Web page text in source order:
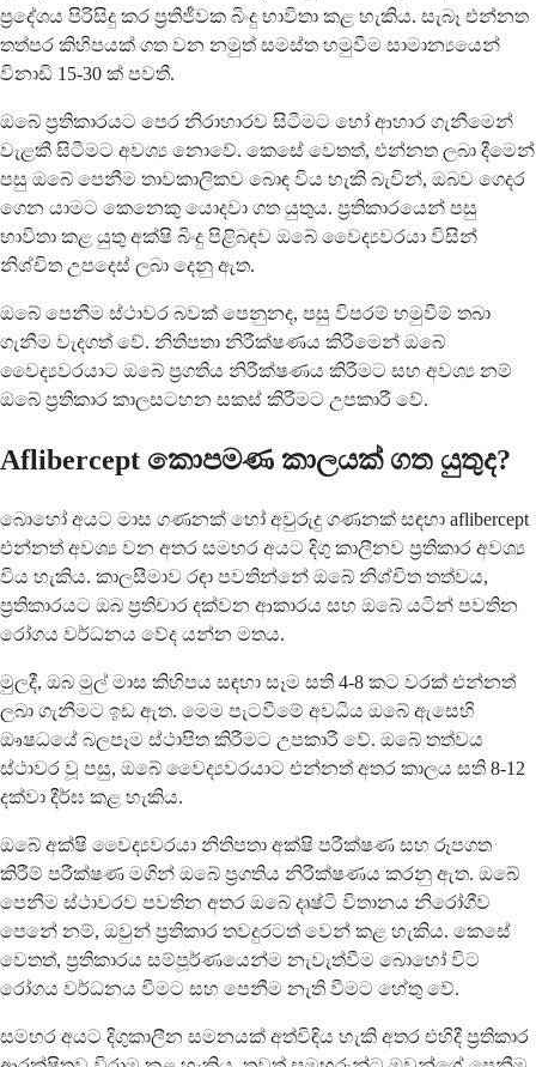
ප්‍රදේශය පිරිසිදු කර ප්‍රතිජීවක බිංදු භාවිතා කළ හැකිය. සැබෑ එන්නත
තත්පර කිහිපයක් ගත වන නමුත් සමස්ත හමුවීම සාමාන්‍යයෙන්
විනාඩි 15-30 ක් පවතී.
ඔබේ ප්‍රතිකාරයට පෙර නිරාහාරව සිටීමට හෝ ආහාර ගැනීමෙන්
වැළකී සිටීමට අවශ්‍ය නොවේ. කෙසේ වෙතත්, එන්නත ලබා දීමෙන්
පසු ඔබේ පෙනීම තාවකාලිකව බොඳ විය හැකි බැවින්, ඔබව ගෙදර
ගෙන යාමට කෙනෙකු යොදවා ගත යුතුය. ප්‍රතිකාරයෙන් පසු
භාවිතා කළ යුතු අක්ෂි බිංදු පිළිබඳව ඔබේ වෛද්‍යවරයා විසින්
නිශ්චිත උපදෙස් ලබා දෙනු ඇත.
ඔබේ පෙනීම ස්ථාවර බවක් පෙනුනද, පසු විපරම් හමුවීම් තබා
ගැනීම වැදගත් වේ. නිතිපතා නිරීක්ෂණය කිරීමෙන් ඔබේ
වෛද්‍යවරයාට ඔබේ ප්‍රගතිය නිරීක්ෂණය කිරීමට සහ අවශ්‍ය නම්
ඔබේ ප්‍රතිකාර කාලසටහන සකස් කිරීමට උපකාරී වේ.
Aflibercept කොපමණ කාලයක් ගත යුතුද?
බොහෝ අයට මාස ගණනක් හෝ අවුරුදු ගණනක් සඳහා aflibercept
එන්නත් අවශ්‍ය වන අතර සමහර අයට දිගු කාලීනව ප්‍රතිකාර අවශ්‍ය
විය හැකිය. කාලසීමාව රඳා පවතින්නේ ඔබේ නිශ්චිත තත්වය,
ප්‍රතිකාරයට ඔබ ප්‍රතිචාර දක්වන ආකාරය සහ ඔබේ යටින් පවතින
රෝගය වර්ධනය වේද යන්න මතය.
මුලදී, ඔබ මුල් මාස කිහිපය සඳහා සෑම සති 4-8 කට වරක් එන්නත්
ලබා ගැනීමට ඉඩ ඇත. මෙම පැටවීමේ අවධිය ඔබේ ඇසෙහි
ඖෂධයේ බලපෑම ස්ථාපිත කිරීමට උපකාරී වේ. ඔබේ තත්වය
ස්ථාවර වූ පසු, ඔබේ වෛද්‍යවරයාට එන්නත් අතර කාලය සති 8-12
දක්වා දීර්ඝ කළ හැකිය.
ඔබේ අක්ෂි වෛද්‍යවරයා නිතිපතා අක්ෂි පරීක්ෂණ සහ රූපගත
කිරීම් පරීක්ෂණ මගින් ඔබේ ප්‍රගතිය නිරීක්ෂණය කරනු ඇත. ඔබේ
පෙනීම ස්ථාවරව පවතින අතර ඔබේ දෘෂ්ටි විතානය නිරෝගීව
පෙනේ නම්, ඔවුන් ප්‍රතිකාර තවදුරටත් වෙන් කළ හැකිය. කෙසේ
වෙතත්, ප්‍රතිකාරය සම්පූර්ණයෙන්ම නැවැත්වීම බොහෝ විට
රෝගය වර්ධනය වීමට සහ පෙනීම නැති වීමට හේතු වේ.
සමහර අයට දිගුකාලීන සමනයක් අත්විඳිය හැකි අතර එහිදී ප්‍රතිකාර